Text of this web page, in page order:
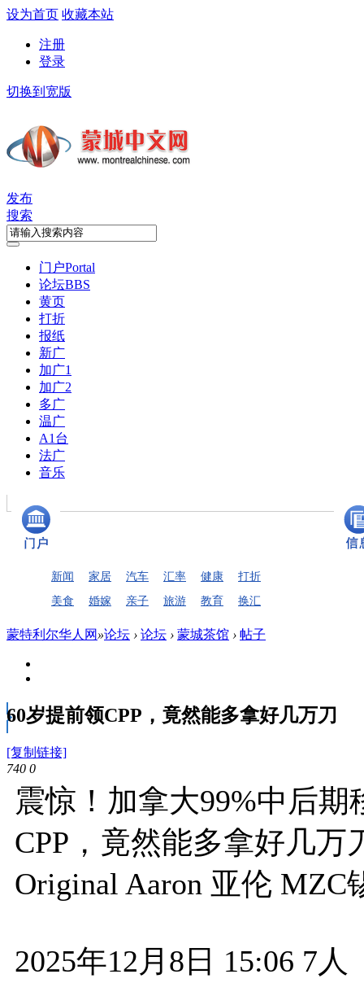
设为首页 收藏本站
注册
登录
切换到宽版
发布
搜索
门户Portal
论坛BBS
黄页
打折
报纸
新广
加广1
加广2
多广
温广
A1台
法广
音乐
新闻 家居 汽车 汇率 健康
打折
美食
婚嫁 亲子 旅游 教育 换汇
蒙特利尔华人网 »论坛 › 论坛 › 蒙城茶馆 › 帖子
60岁提前领CPP，竟然能多拿好几万刀
[复制链接]
740 0
震惊！加拿大99%中后
CPP，竟然能多拿好几
Original Aaron 亚伦 MZC
2025年12月8日 15:06 7人